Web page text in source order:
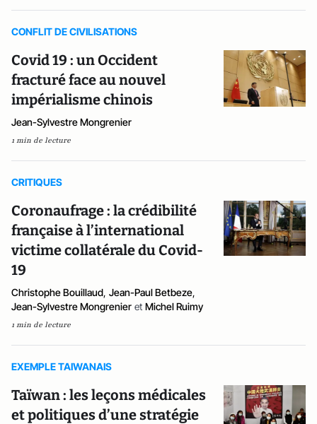
CONFLIT DE CIVILISATIONS
Covid 19 : un Occident
fracturé face au nouvel
impérialisme chinois
Jean-Sylvestre Mongrenier
1 min de lecture
CRITIQUES
Coronaufrage : la crédibilité
française à l’international
victime collatérale du Covid-
19
Christophe Bouillaud, Jean-Paul Betbeze,
Jean-Sylvestre Mongrenier et Michel Ruimy
1 min de lecture
EXEMPLE TAIWANAIS
Taïwan : les leçons médicales
et politiques d’une stratégie